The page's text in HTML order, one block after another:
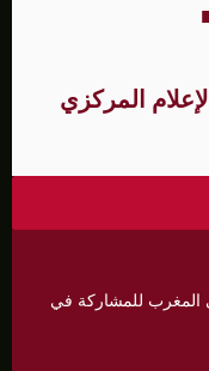
الإعلام المركزي
المغرب للمشاركة في